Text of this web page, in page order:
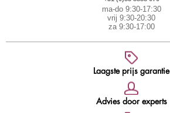
ma-do 9:30-17:30
vrij 9:30-20:30
za 9:30-17:00
Laagste prijs garantie
Advies door experts